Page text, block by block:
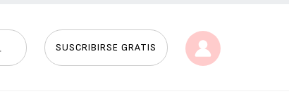
SUSCRIBIRSE GRATIS